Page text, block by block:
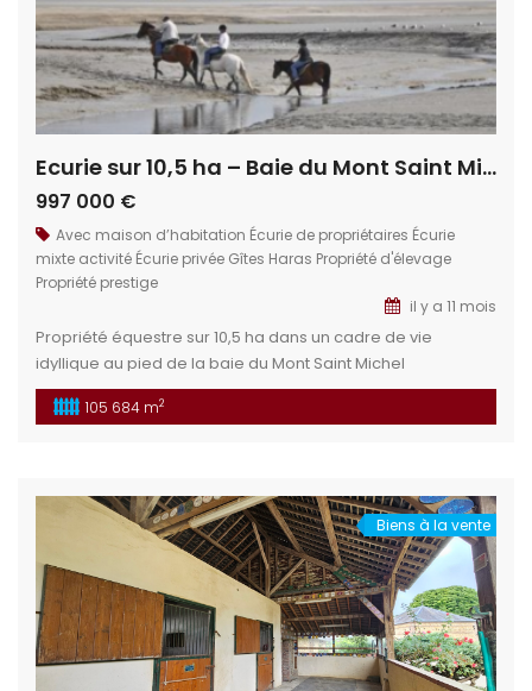
Ecurie sur 10,5 ha – Baie du Mont Saint Michel
997 000 €
Avec maison d’habitation Écurie de propriétaires Écurie
mixte activité Écurie privée Gîtes Haras Propriété d'élevage
Propriété prestige
il y a 11 mois
Propriété équestre sur 10,5 ha dans un cadre de vie
idyllique au pied de la baie du Mont Saint Michel
Actuellement, centre de tourisme équestre, pension de
chevaux et gite de groupe. Cette propriété permet de
et Vilaine, au cœur […]
105 684 m2
Biens à la vente